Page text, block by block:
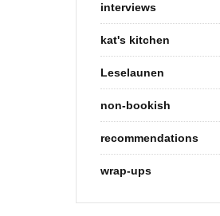
interviews
kat's kitchen
Leselaunen
non-bookish
recommendations
wrap-ups